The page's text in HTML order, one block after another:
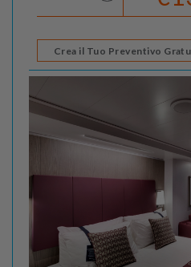
Crea il Tuo Preventivo